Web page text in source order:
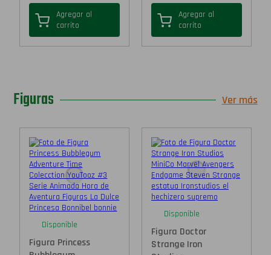
Agregar al
carrito
Agregar al
carrito
Figuras Ver más
Disponible
Figura Princess
Disponible
Figura Doctor
Strange Iron